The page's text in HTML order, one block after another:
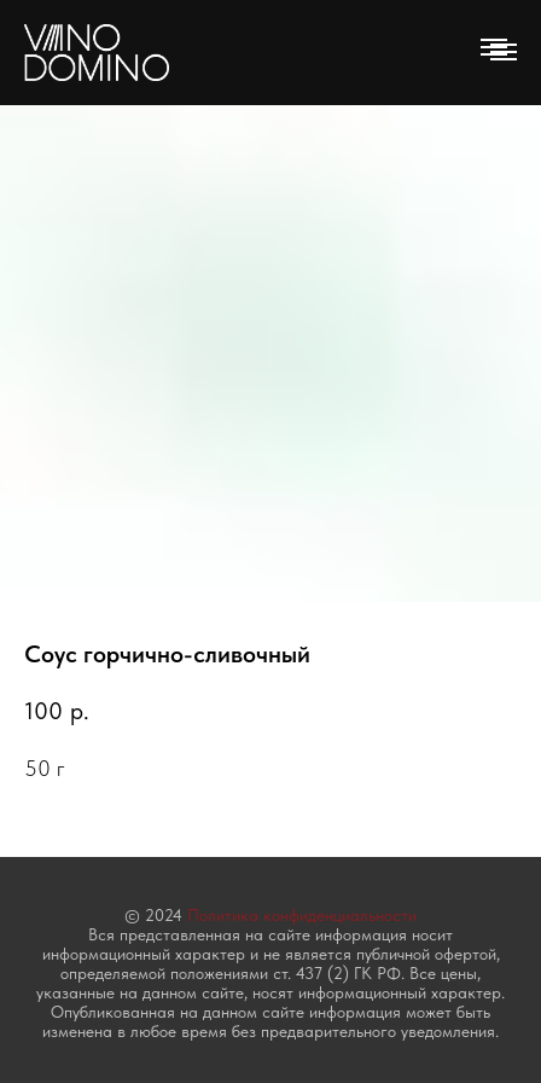
Соус горчично-сливочный
100 р.
50 г
© 2024 Политика конфиденциальности
Вся представленная на сайте информация носит
информационный характер и не является публичной офертой,
определяемой положениями ст. 437 (2) ГК РФ. Все цены,
указанные на данном сайте, носят информационный характер.
Опубликованная на данном сайте информация может быть
изменена в любое время без предварительного уведомления.